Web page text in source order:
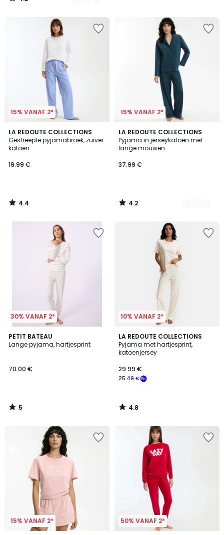
/
15% VANAF 2*
LA REDOUTE COLLECTIONS
Gestreepte pyjamabroek, zuiver
katoen
19.99 €
4.4
/ 5
4.4
/
15% VANAF 2*
LA REDOUTE COLLECTIONS
Pyjama in jerseykatoen met
lange mouwen
37.99 €
4.2
/ 5
2
Kleuren
4.2
/
30% VANAF 2*
PETIT BATEAU
Lange pyjama, hartjesprint
70.00 €
5
/
5
/
10% VANAF 2*
LA REDOUTE COLLECTIONS
Pyjama met hartjesprint,
katoenjersey
25.49 €
29.99 €
4.8
/ 5
4.8
/
15% VANAF 2* 50% VANAF 2*